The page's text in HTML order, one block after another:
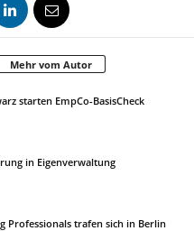
Mehr vom Autor
starten EmpCo-BasisCheck
in Eigenverwaltung
Professionals trafen sich in Berlin